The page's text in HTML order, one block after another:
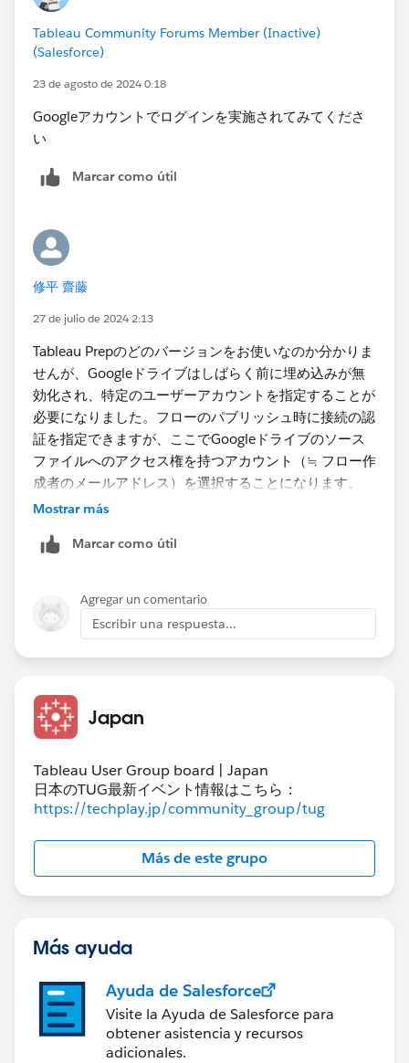
Tableau Community Forums Member (Inactive)
(Salesforce)
23 de agosto de 2024 0:18
Googleアカウントでログインを実施されてみてくださ
い
Marcar como útil
修平 齋藤
27 de julio de 2024 2:13
Tableau Prepのどのバージョンをお使いなのか分かりま
せんが、Googleドライブはしばらく前に埋め込みが無
効化され、特定のユーザーアカウントを指定することが
必要になりました。フローのパブリッシュ時に接続の認
証を指定できますが、ここでGoogleドライブのソース
ファイルへのアクセス権を持つアカウント（≒ フロー作
成者のメールアドレス）を選択することになります。
私がConductorを利用できる環境にないので実地で検証
はできていませんが、少なくともこの状態でフローをパ
ブリッシュすると、Tableau Cloud上で手動認証の手間
なくフローを実行できます。
Mostrar más
Marcar como útil
Agregar un comentario
Escribir una respuesta...
Japan
Tableau User Group board | Japan
日本のTUG最新イベント情報はこちら：
https://techplay.jp/community_group/tug
Más de este grupo
Más ayuda
Ayuda de Salesforce
Visite la Ayuda de Salesforce para
obtener asistencia y recursos
adicionales.